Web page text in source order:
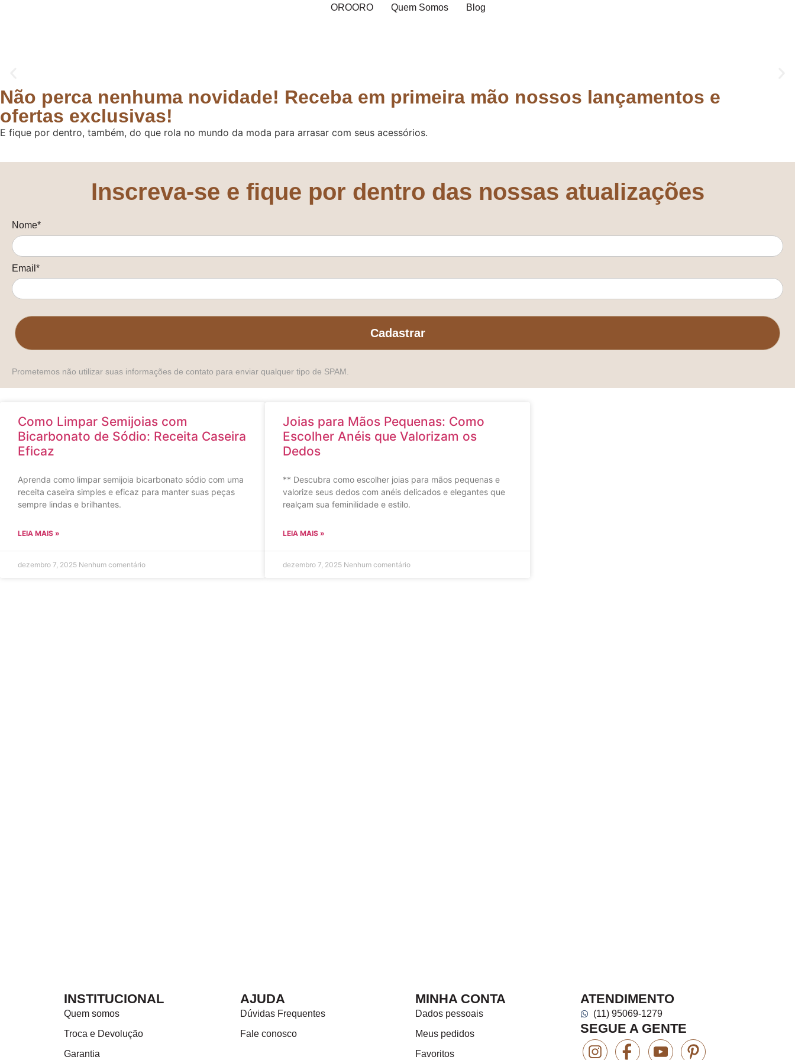
OROORO Quem Somos Blog
Não perca nenhuma novidade! Receba em primeira mão nossos lançamentos e
ofertas exclusivas!
E fique por dentro, também, do que rola no mundo da moda para arrasar com seus acessórios.
Inscreva-se e fique por dentro das nossas atualizações
Nome*
Email*
Cadastrar
Prometemos não utilizar suas informações de contato para enviar qualquer tipo de SPAM.
Como Limpar Semijoias com
Bicarbonato de Sódio: Receita Caseira
Eficaz
Aprenda como limpar semijoia bicarbonato sódio com uma
receita caseira simples e eficaz para manter suas peças
sempre lindas e brilhantes.
LEIA MAIS »
dezembro 7, 2025 Nenhum comentário
Joias para Mãos Pequenas: Como
Escolher Anéis que Valorizam os
Dedos
** Descubra como escolher joias para mãos pequenas e
valorize seus dedos com anéis delicados e elegantes que
realçam sua feminilidade e estilo.
LEIA MAIS »
dezembro 7, 2025 Nenhum comentário
INSTITUCIONAL
Quem somos
Troca e Devolução
Garantia
AJUDA
Dúvidas Frequentes
Fale conosco
MINHA CONTA
Dados pessoais
Meus pedidos
Favoritos
ATENDIMENTO
(11) 95069-1279
SEGUE A GENTE